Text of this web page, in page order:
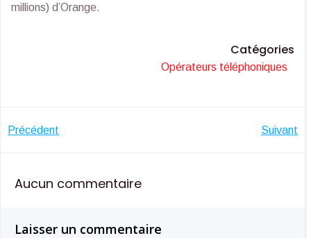
millions) d’Orange.
Catégories
Opérateurs téléphoniques
Navigation
de
Précédent Suivant
Aucun commentaire
Laisser un commentaire